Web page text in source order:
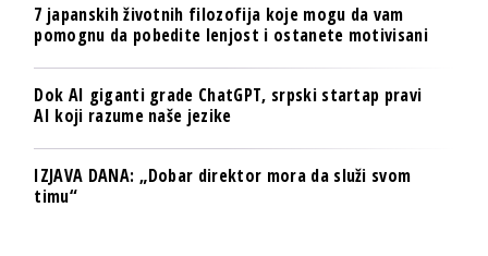
7 japanskih životnih filozofija koje mogu da vam
pomognu da pobedite lenjost i ostanete motivisani
Dok AI giganti grade ChatGPT, srpski startap pravi
AI koji razume naše jezike
IZJAVA DANA: „Dobar direktor mora da služi svom
timu“